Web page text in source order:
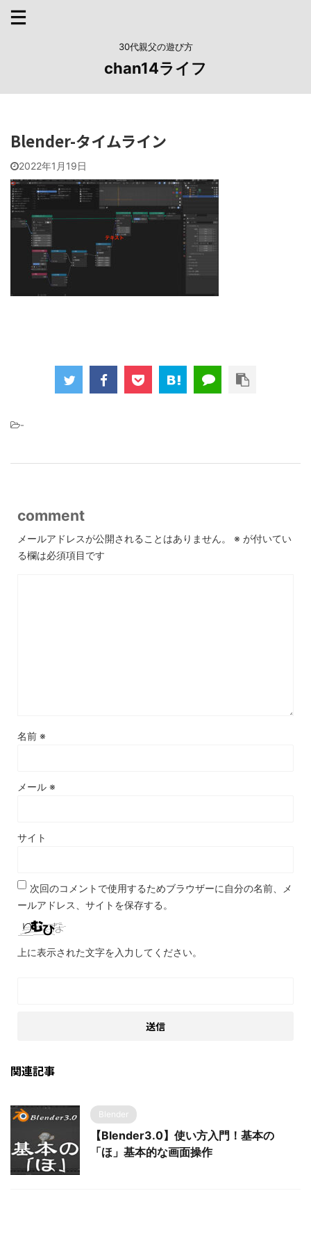
30代親父の遊び方
chan14ライフ
Blender-タイムライン
2022年1月19日
-
comment
メールアドレスが公開されることはありません。 ※ が付いてい
る欄は必須項目です
名前 ※
メール ※
サイト
次回のコメントで使用するためブラウザーに自分の名前、メ
ールアドレス、サイトを保存する。
上に表示された文字を入力してください。
関連記事
Blender
【Blender3.0】使い方入門！基本の
「ほ」基本的な画面操作